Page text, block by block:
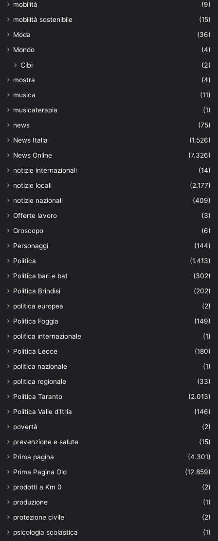
mobilità
(9)
mobilità sostenibile
(15)
Moda
(36)
Mondo
(4)
Cibi (2)
mostra
(4)
musica
(11)
musicaterapia
(1)
news
(75)
News Italia
(1.526)
News Online
(7.326)
notizie internazionali
(14)
notizie locali
(2.177)
notizie nazionali
(409)
Offerte lavoro
(3)
Oroscopo
(6)
Personaggi
(144)
Politica
(1.413)
Politica bari e bat
(302)
Politica Brindisi
(202)
politica europea
(2)
Politica Foggia
(149)
politica internazionale
(1)
Politica Lecce
(180)
politica nazionale
(1)
politica regionale
(33)
Politica Taranto
(2.013)
Politica Valle d'Itria
(146)
povertà
(2)
prevenzione e salute
(15)
Prima pagina
(4.301)
Prima Pagina Old
(12.859)
prodotti a Km 0
(2)
produzione
(1)
protezione civile
(2)
psicologia scolastica
(1)